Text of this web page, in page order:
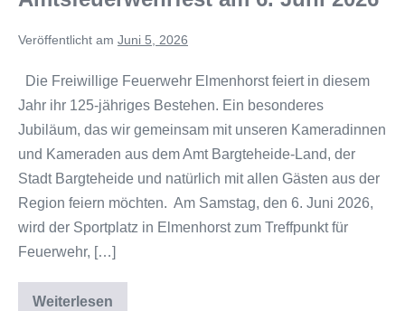
Veröffentlicht am Juni 5, 2026
Die Freiwillige Feuerwehr Elmenhorst feiert in diesem
Jahr ihr 125-jähriges Bestehen. Ein besonderes
Jubiläum, das wir gemeinsam mit unseren Kameradinnen
und Kameraden aus dem Amt Bargteheide-Land, der
Stadt Bargteheide und natürlich mit allen Gästen aus der
Region feiern möchten. Am Samstag, den 6. Juni 2026,
wird der Sportplatz in Elmenhorst zum Treffpunkt für
Feuerwehr, […]
Weiterlesen